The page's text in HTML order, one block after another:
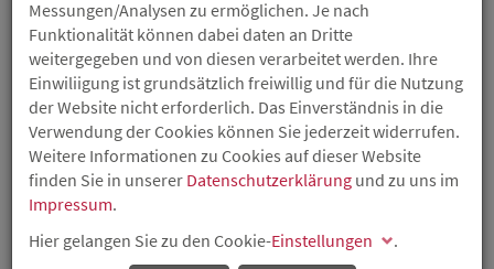
WOHNRAUM IN
KAISERSLAUTERN
Finanzminister Dr. Carsten Kühl überreicht Förderzusage
in Höhe von drei Millionen Euro
Messungen/Analysen zu ermöglichen. Je nach
Funktionalität können dabei daten an Dritte
weitergegeben und von diesen verarbeitet werden. Ihre
Einwiliigung ist grundsätzlich freiwillig und für die Nutzung
der Website nicht erforderlich. Das Einverständnis in die
Verwendung der Cookies können Sie jederzeit widerrufen.
Weitere Informationen zu Cookies auf dieser Website
finden Sie in unserer Datenschutzerklärung und zu uns im
Impressum.
Hier gelangen Sie zu den Cookie-Einstellungen
.